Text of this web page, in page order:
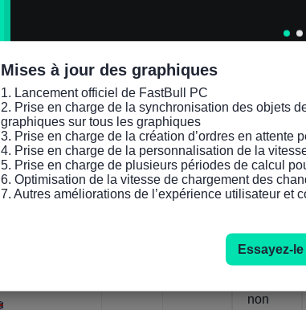
45.1
2026
53.6
U.S.
ISM
PMI
non
manuf
U.S.
Indice
ISM
des
livrais
fournis
non
Mises à jour des graphiques
1. Lancement officiel de FastBull PC
2. Prise en charge de la synchronisation des objets
graphiques sur tous les graphiques
3. Prise en charge de la création d’ordres en attente
4. Prise en charge de la personnalisation de la
5. Prise en charge de plusieurs périodes de calcul
6. Optimisation de la vitesse de chargement des
7. Autres améliorations de l’expérience utilisateur et
Essayez-